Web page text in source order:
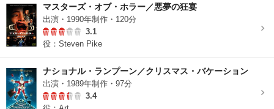
マスターズ・オブ・ホラー／悪夢の狂宴
出演・1990年制作・120分
3.1
役：Steven Pike
ナショナル・ランプーン／クリスマス・バケーション
出演・1989年制作・97分
3.4